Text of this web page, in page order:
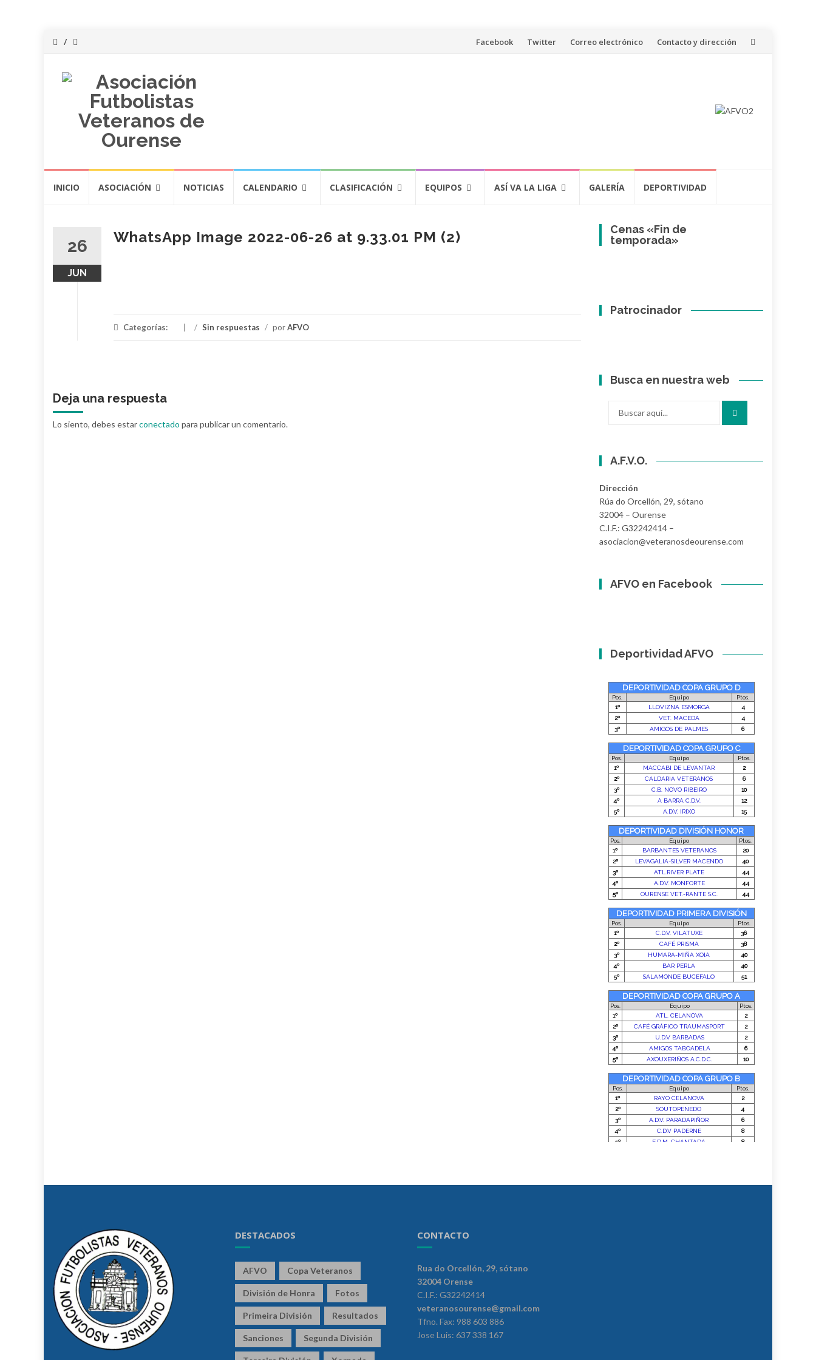
Saltar
Facebook Twitter Correo electrónico Contacto y dirección
INICIO ASOCIACIÓN NOTICIAS CALENDARIO CLASIFICACIÓN EQUIPOS ASÍ VA LA LIGA GALERÍA DEPORTIVIDAD
26
JUN
WhatsApp Image 2022-06-26 at 9.33.01 PM (2)
Categorías: / Sin respuestas / porAFVO
Deja una respuesta
Lo siento, debes estarconectado para publicar un comentario.
Cenas «Fin de
temporada»
Patrocinador
Busca en nuestra web
A.F.V.O.
Dirección
Rúa do Orcellón, 29, sótano
32004 – Ourense
C.I.F.: G32242414 –
asociacion@veteranosdeourense.com
AFVO en Facebook
Deportividad AFVO
DESTACADOS
AFVO Copa Veteranos
División de Honra Fotos
Primeira División Resultados
Sanciones Segunda División
CONTACTO
Rua do Orcellón, 29, sótano
32004 Orense
C.I.F.: G32242414
veteranosourense@gmail.com
Tfno. Fax: 988 603 886
Jose Luis: 637 338 167